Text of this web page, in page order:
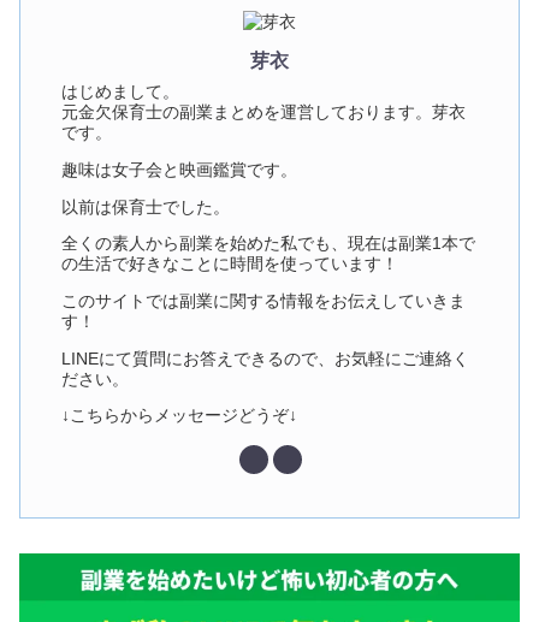
芽衣
はじめまして。
元金欠保育士の副業まとめを運営しております。芽衣
です。
趣味は女子会と映画鑑賞です。
以前は保育士でした。
全くの素人から副業を始めた私でも、現在は副業1本で
の生活で好きなことに時間を使っています！
このサイトでは副業に関する情報をお伝えしていきま
す！
LINEにて質問にお答えできるので、お気軽にご連絡く
ださい。
↓こちらからメッセージどうぞ↓